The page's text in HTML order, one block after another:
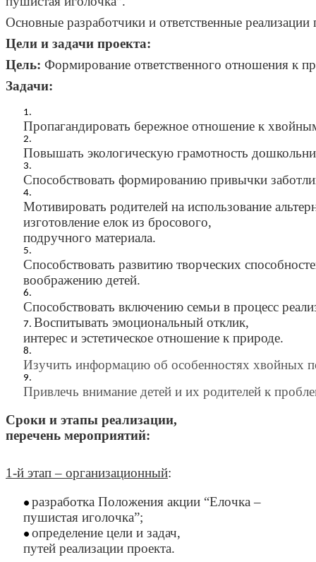
Основные разработчики и ответственные реализации
Цели и задачи проекта:
Цель: Формирование ответственного отношения к
Задачи:
Пропагандировать бережное отношение к
Повышать экологическую грамотность
Способствовать формированию привычки
Мотивировать родителей на использование
изготовление елок из бросового,
подручного материала.
Способствовать развитию творческих
воображению детей.
Способствовать включению семьи в процесс
Воспитывать эмоциональный отклик,
интерес и эстетическое отношение к природе.
Изучить информацию об особенностях хвойных
Привлечь внимание детей и их родителей к
Сроки и этапы реализации,
перечень мероприятий:
1-й этап– организационный:
разработка Положения акции “Елочка–
пушистая иголочка”;
определение цели и задач,
путей реализации проекта.